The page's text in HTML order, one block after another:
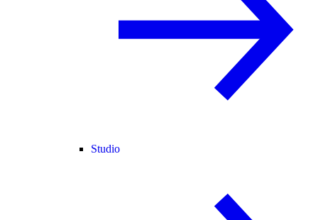
Studio